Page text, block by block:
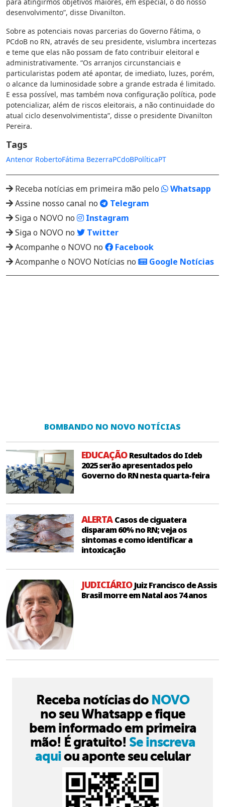
desenvolvimento”, disse Divanilton.
Sobre as potenciais novas parcerias do Governo Fátima, o
PCdoB no RN, através de seu presidente, vislumbra incertezas
e teme que elas não possam de fato contribuir eleitoral e
administrativamente. “Os arranjos circunstanciais e
particularistas podem até apontar, de imediato, luzes, porém,
o alcance da luminosidade sobre a grande estrada é limitado.
E essa possível, mas também nova configuração política, pode
potencializar, além de riscos eleitorais, a não continuidade do
atual ciclo desenvolvimentista”, disse o presidente Divanilton
Pereira.
Tags
Antenor RobertoFátima BezerraPCdoBPolíticaPT
Receba notícias em primeira mão pelo
Whatsapp
Assine nosso canal no
Telegram
Siga o NOVO no
Instagram
Siga o NOVO no
Twitter
Acompanhe o NOVO no
Facebook
Acompanhe o NOVO Notícias no
Google Notícias
BOMBANDO NO NOVO NOTÍCIAS
EDUCAÇÃOResultados do Ideb
2025 serão apresentados pelo
Governo do RN nesta quarta-feira
ALERTACasos de ciguatera
disparam 60% no RN; veja os
sintomas e como identificar a
intoxicação
JUDICIÁRIOJuiz Francisco de Assis
Brasil morre em Natal aos 74 anos
Receba notícias do NOVO
no seu Whatsapp e fique
bem informado em primeira
mão! É gratuito! Se inscreva
aquiou aponte seu celular